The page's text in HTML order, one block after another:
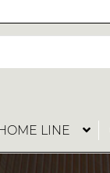
LINE